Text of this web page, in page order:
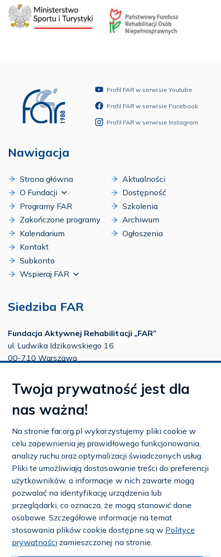
Profil FAR w serwisie Youtube
Profil FAR w serwisie Facebook
Profil FAR w serwisie Instagram
Nawigacja
Strona główna
O Fundacji
Programy FAR
Zakończone programy
Kalendarium
Kontakt
Subkonto
Wspieraj FAR
Aktualności
Dostępność
Szkolenia
Archiwum
Ogłoszenia
Siedziba FAR
Fundacja Aktywnej Rehabilitacji „FAR”
ul. Ludwika Idzikowskiego 16
00-710 Warszawa
tel.:22 651 88 03
22 858 26 39
tel.:22 642 22 91
e-mail:info@far.org.pl
Polityka prywatności i cookies
Mapa strony
Dostosuj cookies
Twoja prywatność jest dla
nas ważna!
Na stronie far.org.pl wykorzystujemy pliki cookie w
celu zapewnienia jej prawidłowego funkcjonowania,
analizy ruchu oraz optymalizacji świadczonych usług.
Pliki te umożliwiają dostosowanie treści do preferencji
użytkowników, a informacje w nich zawarte mogą
pozwalać na identyfikację urządzenia lub
przeglądarki, co oznacza, że mogą stanowić dane
osobowe. Szczegółowe informacje na temat
stosowania plików cookie dostępne są w Polityce
prywatności zamieszczonej na stronie.